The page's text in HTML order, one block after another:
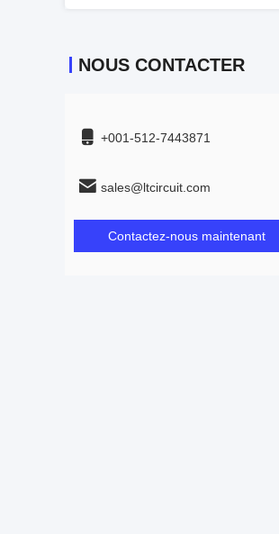
NOUS CONTACTER
+001-512-7443871
sales@ltcircuit.com
Contactez-nous maintenant